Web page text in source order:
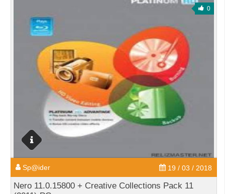
0
Sp@ider 19 / 03 / 2018
Nero 11.0.15800 + Creative Collections Pack 11